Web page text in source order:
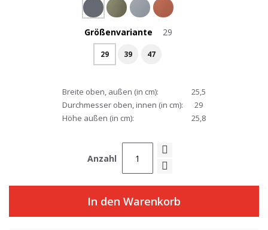
Größenvariante 29
29 39 47
Breite oben, außen (in cm):
25,5
Durchmesser oben, innen (in cm):
29
Höhe außen (in cm):
25,8
Anzahl
In den Warenkorb